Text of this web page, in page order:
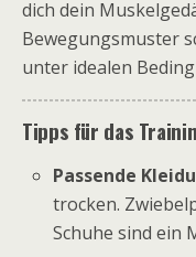
dich dein
Bewegungsmuster
unter idealen
Tipps für das
Passende
trocken.
Schuhe sind ein